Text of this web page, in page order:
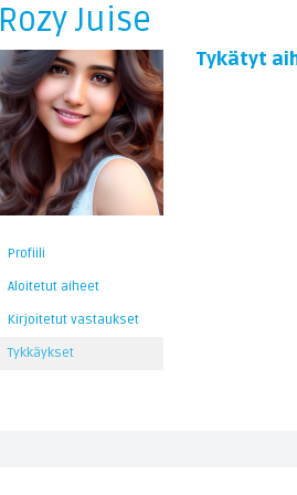
Rozy Juise
Profiili
Aloitetut aiheet
Kirjoitetut vastaukset
Tykkäykset
Tykätyt